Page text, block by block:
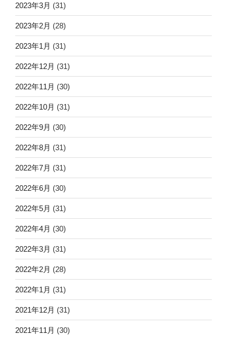
2023年3月 (31)
2023年2月 (28)
2023年1月 (31)
2022年12月 (31)
2022年11月 (30)
2022年10月 (31)
2022年9月 (30)
2022年8月 (31)
2022年7月 (31)
2022年6月 (30)
2022年5月 (31)
2022年4月 (30)
2022年3月 (31)
2022年2月 (28)
2022年1月 (31)
2021年12月 (31)
2021年11月 (30)